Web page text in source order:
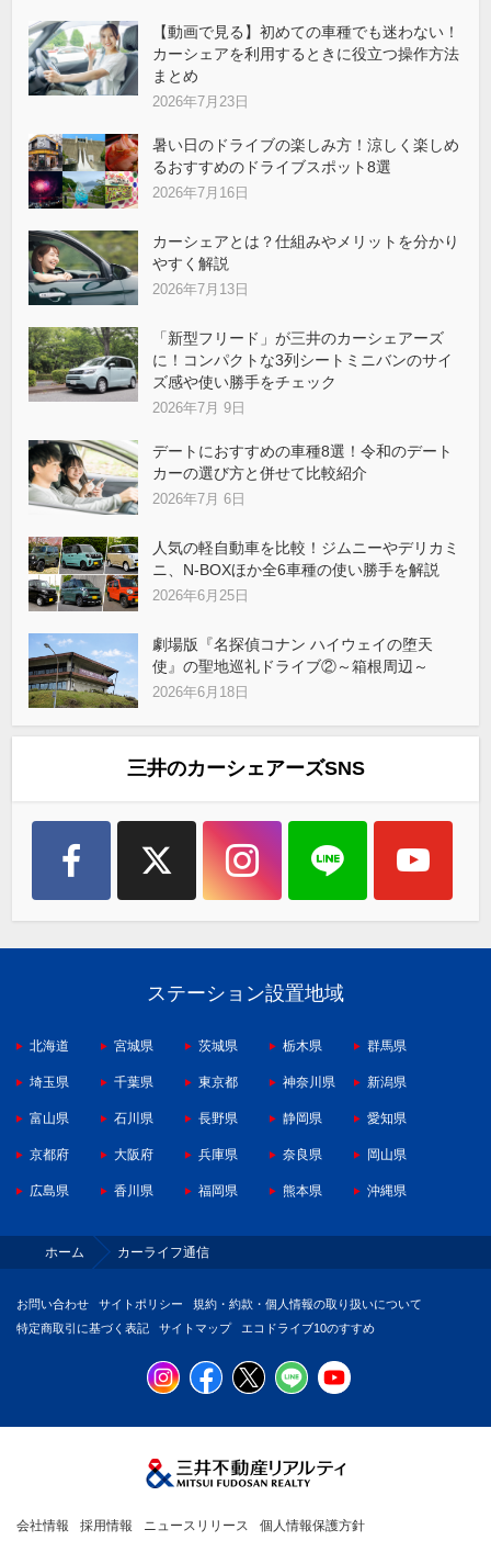
【動画で見る】初めての車種でも迷わない！
カーシェアを利用するときに役立つ操作方法
まとめ
2026年7月23日
暑い日のドライブの楽しみ方！涼しく楽しめ
るおすすめのドライブスポット8選
2026年7月16日
カーシェアとは？仕組みやメリットを分かり
やすく解説
2026年7月13日
「新型フリード」が三井のカーシェアーズ
に！コンパクトな3列シートミニバンのサイ
ズ感や使い勝手をチェック
2026年7月 9日
デートにおすすめの車種8選！令和のデート
カーの選び方と併せて比較紹介
2026年7月 6日
人気の軽自動車を比較！ジムニーやデリカミ
ニ、N-BOXほか全6車種の使い勝手を解説
2026年6月25日
劇場版『名探偵コナン ハイウェイの堕天
使』の聖地巡礼ドライブ②～箱根周辺～
2026年6月18日
三井のカーシェアーズSNS
ステーション設置地域
北海道 宮城県 茨城県 栃木県 群馬県
埼玉県 千葉県 東京都 神奈川県 新潟県
富山県 石川県 長野県 静岡県 愛知県
京都府 大阪府 兵庫県 奈良県 岡山県
広島県 香川県 福岡県 熊本県 沖縄県
ホーム カーライフ通信
お問い合わせ サイトポリシー
規約・約款・個人情報の取り扱いについて
特定商取引に基づく表記
サイトマップ エコドライブ10のすすめ
会社情報 採用情報 ニュースリリース 個人情報保護方針